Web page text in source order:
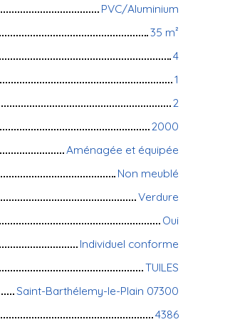
PVC/Aluminium
35 m²
4
1
2
2000
Aménagée et équipée
Non meublé
Verdure
Oui
Individuel conforme
TUILES
Saint-Barthélemy-le-Plain 07300
4386